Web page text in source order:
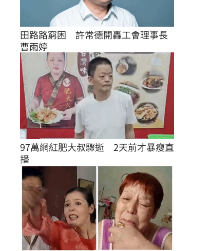
田路路窮困　許常德開轟工會理事長
曹雨婷
97萬網紅肥大叔驟逝　2天前才暴瘦直
播